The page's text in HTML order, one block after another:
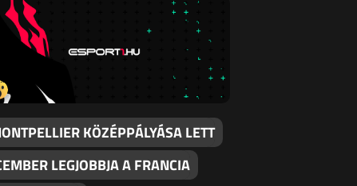
KÖZÉPPÁLYÁSA LETT
LEGJOBBJA A FRANCIA